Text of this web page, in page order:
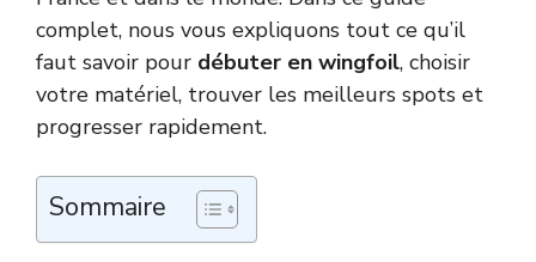
complet, nous vous expliquons tout ce qu’il
faut savoir pour débuter en wingfoil, choisir
votre matériel, trouver les meilleurs spots et
progresser rapidement.
Sommaire